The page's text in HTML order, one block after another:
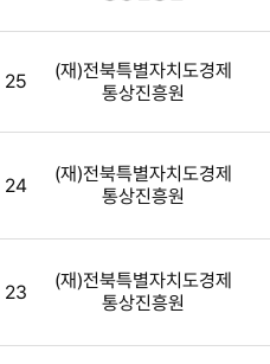
25
(재)전북특별자치도경제
통상진흥원
24
(재)전북특별자치도경제
통상진흥원
23
(재)전북특별자치도경제
통상진흥원